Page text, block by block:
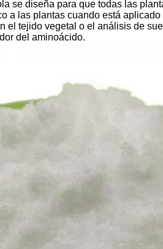
se diseña para que todas las
a las plantas cuando está
el tejido vegetal o el análisis de
del aminoácido.